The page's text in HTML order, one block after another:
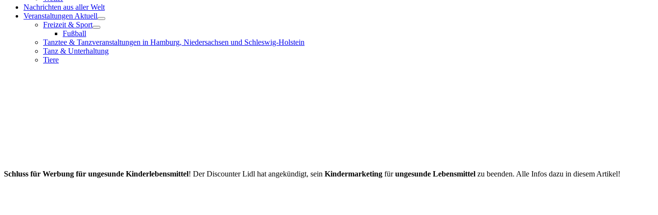
Nachrichten aus aller Welt
Veranstaltungen Aktuell
Freizeit & Sport
Fußball
Tanztee & Tanzveranstaltungen in Hamburg, Niedersachsen und Schleswig-Holstein
Tanz & Unterhaltung
Tiere
Schluss für Werbung für ungesunde Kinderlebensmittel! Der Discounter Lidl hat angekündigt, sein Kindermarketing fürungesunde Lebensmittel zu beenden. Alle Infos dazu in diesem Artikel!